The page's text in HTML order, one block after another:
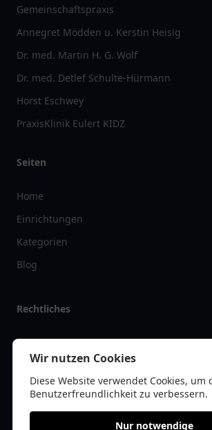
Gemeinschaftspraxis
Annegret Mödden u. Kerstin Heisig
Dr. med. Martin H. G. Wolf
Dr. med. Detlef Schulte-Hürmann
Horst Eschwey
PraxisKlinik Eulert KIDZ
Seiten
Home
Einrichtungen
Kategorien
Blog
Rechtliches
Impressum
Datenschutz
Kontakt
Wir nutzen Cookies
Diese Website verwendet Cookies, um
Benutzerfreundlichkeit zu verbessern.
Nur notwendige